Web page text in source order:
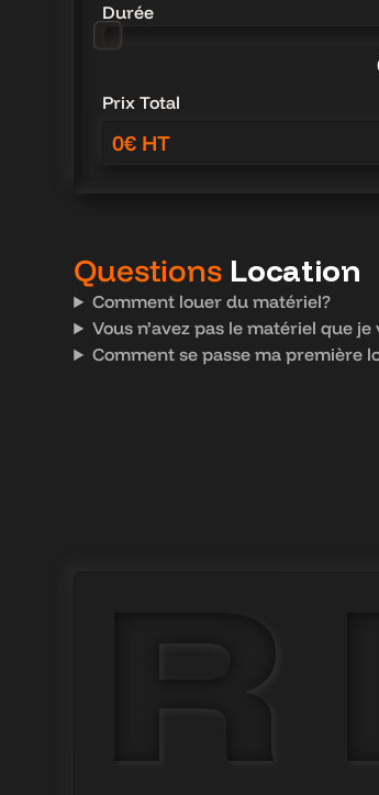
Durée
Prix Total
Questions Location
Comment louer du matériel?
Vous n’avez pas le matériel que je
Comment se passe ma première